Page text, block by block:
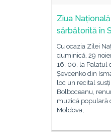
Ziua
sărbătorită în
Cu ocazia Zilei
duminică, 29
16. 00, la Palatul
Șevcenko din
loc un recital
Bolboceanu,
muzică populară
Moldova,